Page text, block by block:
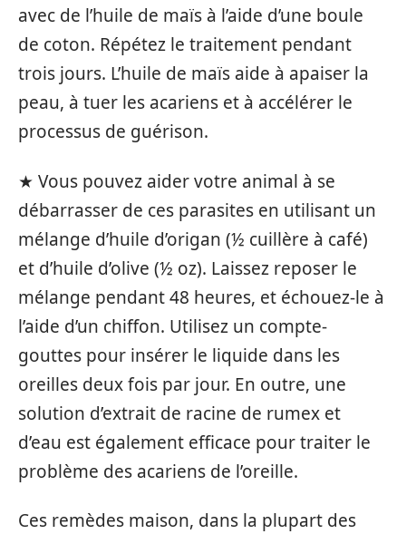
avec de l’huile de maïs à l’aide d’une boule
de coton. Répétez le traitement pendant
trois jours. L’huile de maïs aide à apaiser la
peau, à tuer les acariens et à accélérer le
processus de guérison.
★ Vous pouvez aider votre animal à se
débarrasser de ces parasites en utilisant un
mélange d’huile d’origan (½ cuillère à café)
et d’huile d’olive (½ oz). Laissez reposer le
mélange pendant 48 heures, et échouez-le à
l’aide d’un chiffon. Utilisez un compte-
gouttes pour insérer le liquide dans les
oreilles deux fois par jour. En outre, une
solution d’extrait de racine de rumex et
d’eau est également efficace pour traiter le
problème des acariens de l’oreille.
Ces remèdes maison, dans la plupart des